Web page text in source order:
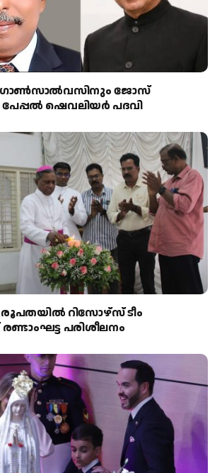
ജോസ്
ഷെവലിയർ പദവി
രൂപതയിൽ റിസോഴ്സ് ടീം
പരിശീലനം